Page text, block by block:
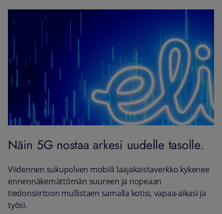
Näin 5G nostaa arkesi uudelle tasolle.
Viidennen sukupolven mobiili laajakaistaverkko kykenee
ennennäkemättömän suureen ja nopeaan
tiedonsiirtoon mullistaen samalla kotisi, vapaa-aikasi ja
työsi.